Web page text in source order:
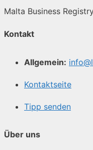
Malta Business
Kontakt
Allgemein:
Kontaktseite
Tipp senden
Über uns